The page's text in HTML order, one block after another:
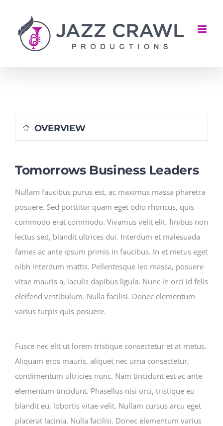
content
OVERVIEW
Tomorrows Business Leaders
Nullam faucibus purus est, ac maximus massa pharetra
posuere. Sed porttitor quam eget odio rhoncus, quis
commodo erat commodo. Vivamus velit elit, finibus non
lectus sed, blandit ultrices dui. Interdum et malesuada
fames ac ante ipsum primis in faucibus. In et metus eget
nibh interdum mattis. Pellentesque leo massa, posuere
vitae mauris a, iaculis dapibus ligula. Nunc in orci id felis
eleifend vestibulum. Nulla facilisi. Donec elementum
varius turpis quis posuere.
Fusce nec elit ut lorem tristique consectetur et at metus.
Aliquam eros mauris, aliquet nec urna consectetur,
condimentum ultricies nunc. Nam tincidunt est ac ante
elementum tincidunt. Phasellus nisi orci, tristique eu
blandit eu, lobortis vitae velit. Nullam cursus arcu eget
placerat lacinia. Nulla facilisi. Donec elementum varius